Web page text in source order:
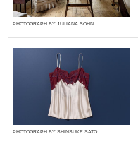
PHOTOGRAPH BY JULIANA SOHN
PHOTOGRAPH BY SHINSUKE SATO